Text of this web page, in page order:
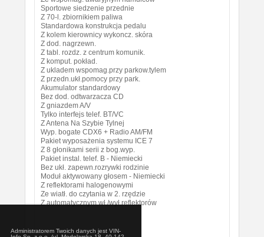
Administratorem Twoich danych jest VIN-
Sportowe siedzenie przednie
Z 70-l. zbiornikiem paliwa
Standardowa konstrukcja pedalu
Z kolem kierownicy wykoncz. skóra
Z dod. nagrzewn.
Z tabl. rozdz. z centrum komunik.
Z komput. pokład.
Z ukladem wspomag.przy parkow.tylem
Z przedn.ukł.pomocy przy park.
Akumulator standardowy
Bez dod. odtwarzacza CD
Z gniazdem A/V
Tylko interfejs telef. BT/VC
Z Antena Na Szybie Tylnej
Wyp. bogate CDX6 + Radio AM/FM
Pakiet wyposażenia systemu ICE 7
Z 8 głonikami serii z bog.wyp.
Pakiet instal. telef. B - Niemiecki
Bez ukł. zapewn.rozrywki rodzinie
Moduł aktywowany głosem - Niemiecki
Z reflektorami halogenowymi
Ze wiatł. do czytania w 2. rzędzie
Z automatycznym wł./wył.reflektorów